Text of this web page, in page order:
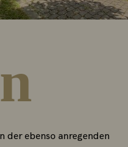
ebenso anregenden